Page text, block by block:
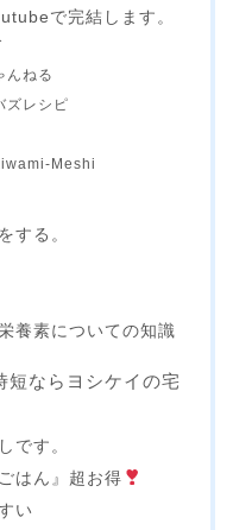
で完結します。
んねる
ズレシピ
Meshi
する。
養素についての知識
短ならヨシケイの宅
です。
はん』超お得
い